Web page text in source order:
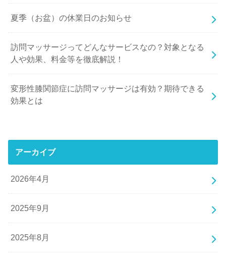
夏季（お盆）の休業日のお知らせ
訪問マッサージってどんなサービスなの？対象となる
人や効果、料金等を徹底解説！
変形性膝関節症に訪問マッサージは有効？期待できる
効果とは
アーカイブ
2026年4月
2025年9月
2025年8月